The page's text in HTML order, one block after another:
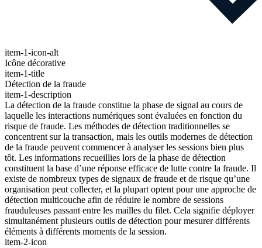
item-1-icon-alt
Icône décorative
item-1-title
Détection de la fraude
item-1-description
La détection de la fraude constitue la phase de signal au cours de
laquelle les interactions numériques sont évaluées en fonction du
risque de fraude. Les méthodes de détection traditionnelles se
concentrent sur la transaction, mais les outils modernes de détection
de la fraude peuvent commencer à analyser les sessions bien plus
tôt. Les informations recueillies lors de la phase de détection
constituent la base d’une réponse efficace de lutte contre la fraude. Il
existe de nombreux types de signaux de fraude et de risque qu’une
organisation peut collecter, et la plupart optent pour une approche de
détection multicouche afin de réduire le nombre de sessions
frauduleuses passant entre les mailles du filet. Cela signifie déployer
simultanément plusieurs outils de détection pour mesurer différents
éléments à différents moments de la session.
item-2-icon